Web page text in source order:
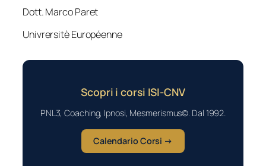
Dott. Marco Paret
Univrersitè Européenne
Scopri i corsi ISI-CNV
PNL3, Coaching, Ipnosi, Mesmerismus©. Dal 1992.
Calendario Corsi →